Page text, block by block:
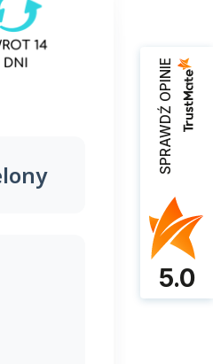
SPRAWDŹ OPINIE
5.0